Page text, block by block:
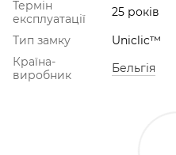
Термін
експлуатації
25 років
Тип замку
Uniclic™
Країна-
виробник
Бельгія